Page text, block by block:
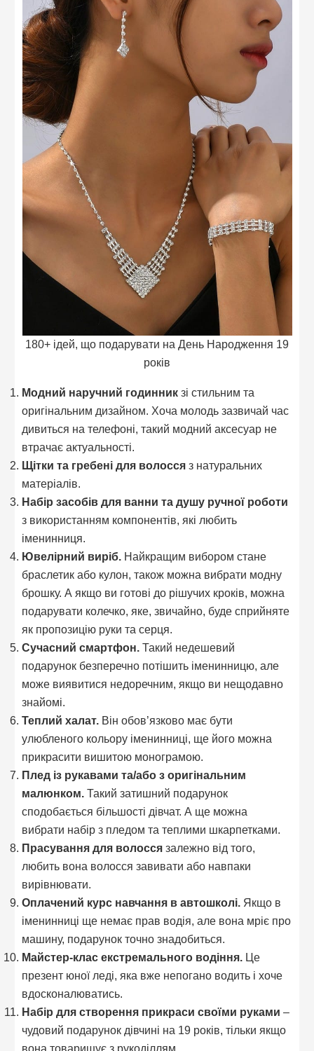
180+ ідей, що подарувати на День Народження 19
років
Модний наручний годинник зі стильним та
оригінальним дизайном. Хоча молодь зазвичай час
дивиться на телефоні, такий модний аксесуар не
втрачає актуальності.
Щітки та гребені для волосся з натуральних
матеріалів.
Набір засобів для ванни та душу ручної роботи
з використанням компонентів, які любить
іменинниця.
Ювелірний виріб. Найкращим вибором стане
браслетик або кулон, також можна вибрати модну
брошку. А якщо ви готові до рішучих кроків, можна
подарувати колечко, яке, звичайно, буде сприйняте
як пропозицію руки та серця.
Сучасний смартфон.Такий недешевий
подарунок безперечно потішить іменинницю, але
може виявитися недоречним, якщо ви нещодавно
знайомі.
Теплий халат. Він обов’язково має бути
улюбленого кольору іменинниці, ще його можна
прикрасити вишитою монограмою.
Плед із рукавами та/або з оригінальним
малюнком. Такий затишний подарунок
сподобається більшості дівчат. А ще можна
вибрати набір з пледом та теплими шкарпетками.
Прасування для волосся залежно від того,
любить вона волосся завивати або навпаки
вирівнювати.
Оплачений курс навчання в автошколі. Якщо в
іменинниці ще немає прав водія, але вона мріє про
машину, подарунок точно знадобиться.
Майстер-клас екстремального водіння. Це
презент юної леді, яка вже непогано водить і хоче
вдосконалюватись.
Набір для створення прикраси своїми руками –
чудовий подарунок дівчині на 19 років, тільки якщо
вона товаришує з рукоділлям.